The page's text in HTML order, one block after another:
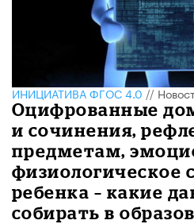
ИНИЦИАТИВА ФГОС 4.0//
Оцифрованные
и сочинения,
предметам,
физиологическое
ребенка – какие
собирать в